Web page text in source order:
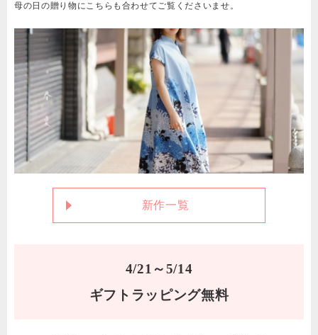
母の日の贈り物にこちらも合わせてご覧くださいませ。
新作一覧
4/21～5/14
ギフトラッピング無料